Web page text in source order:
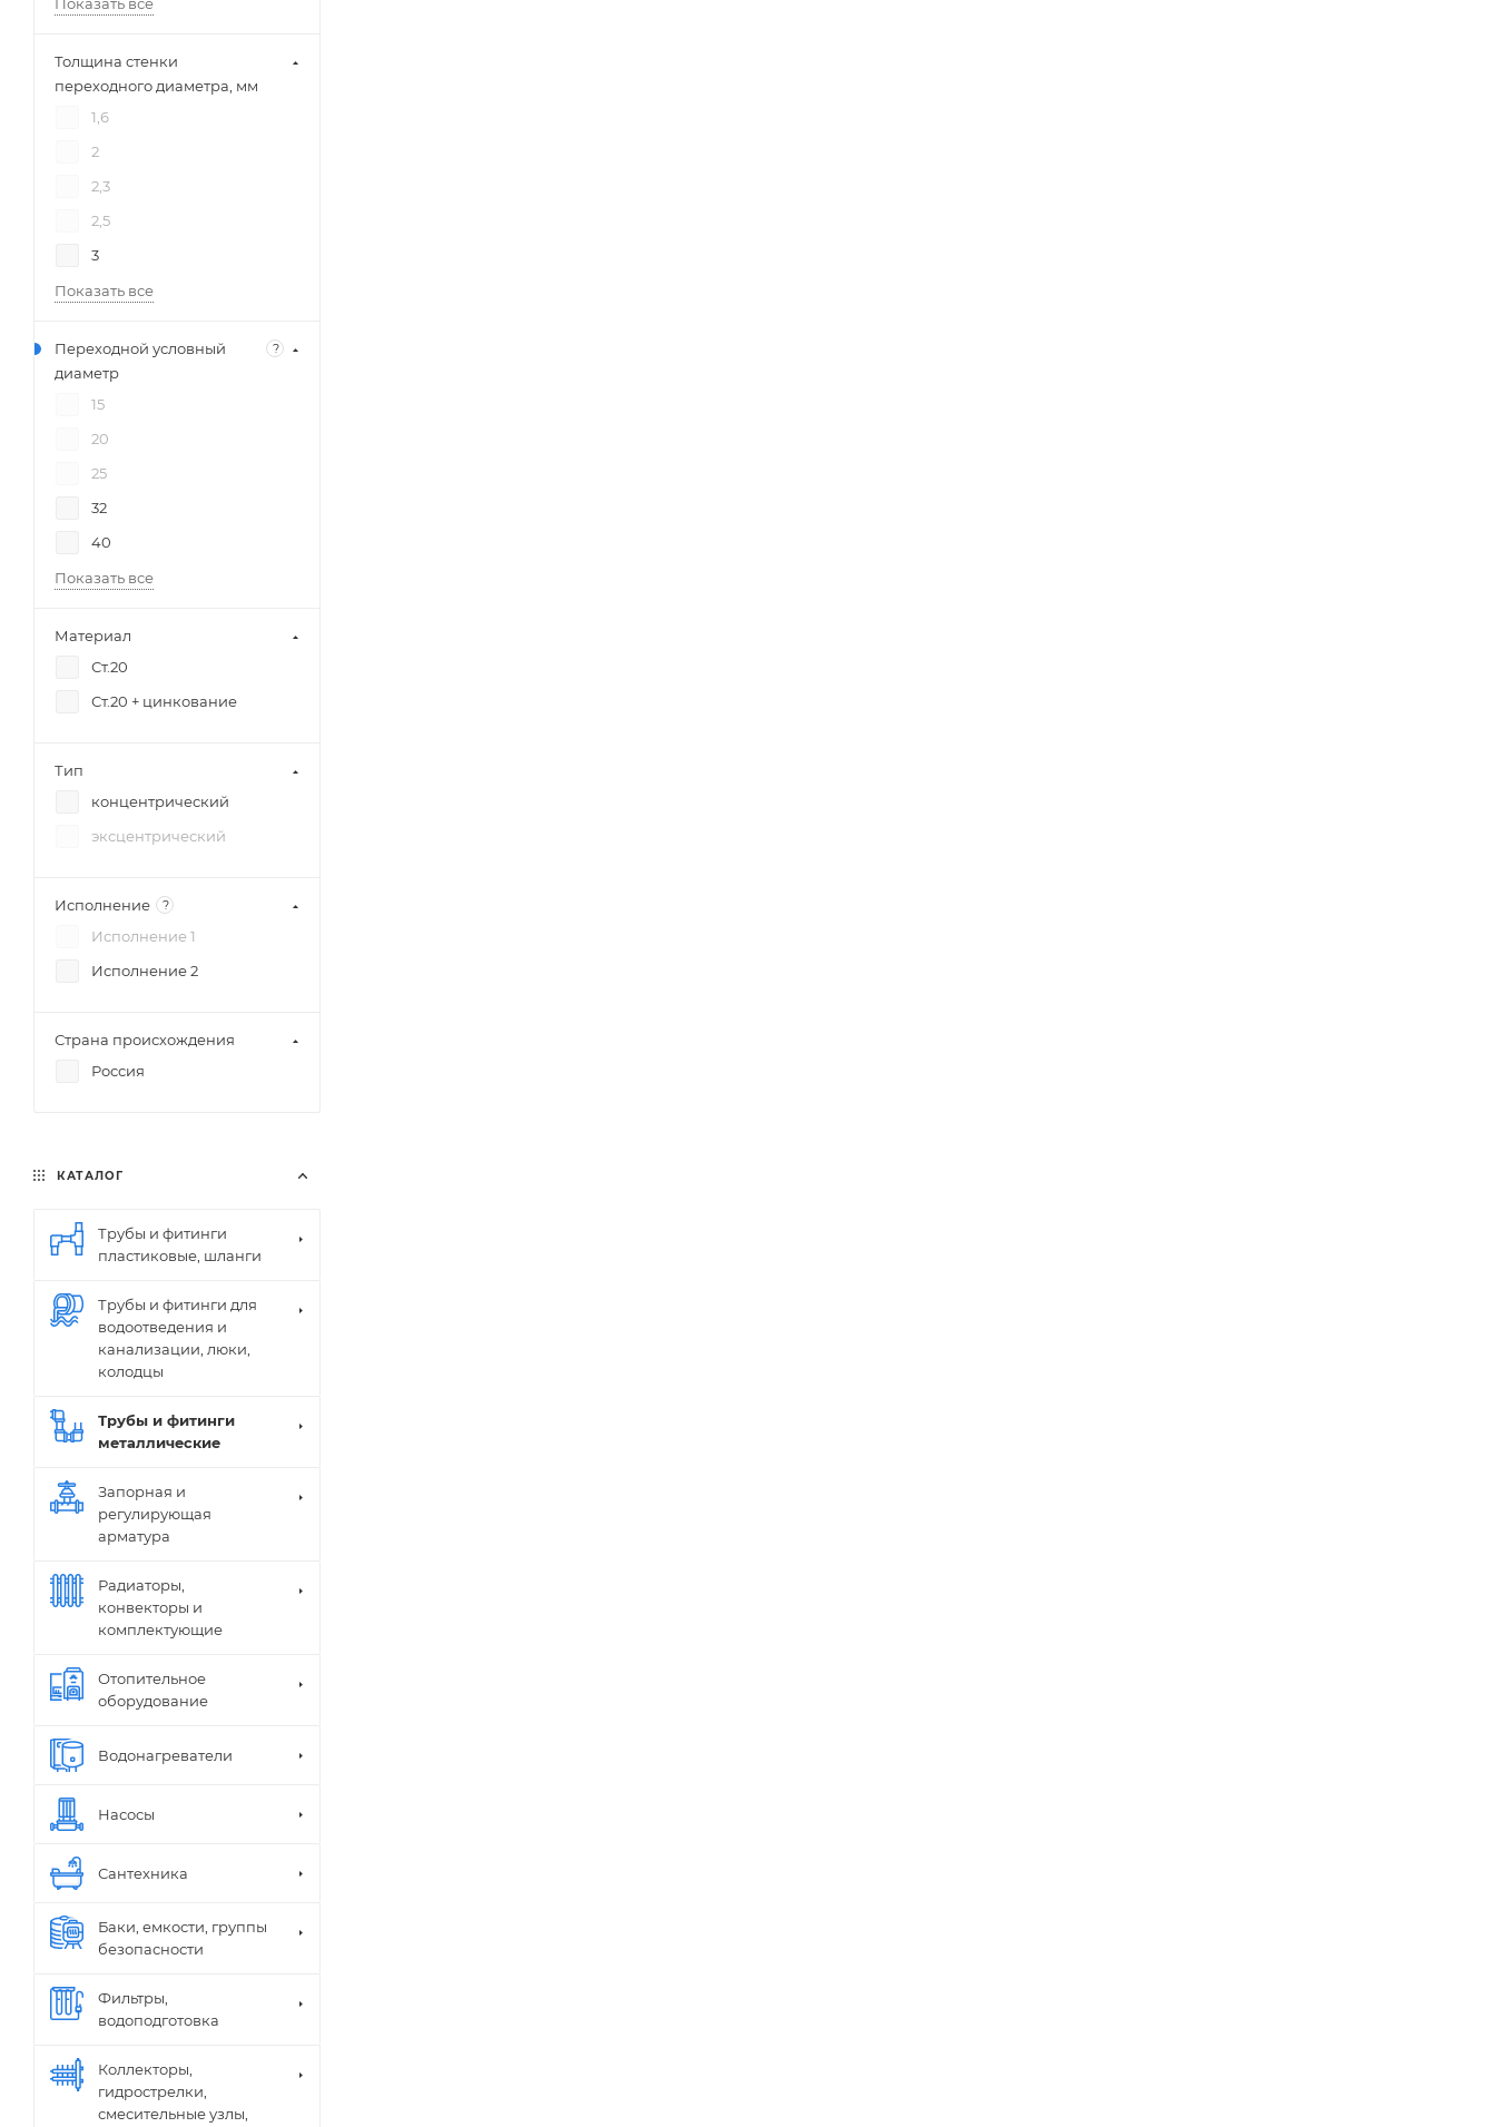
Толщина стенки
переходного диаметра, мм
1,6
2
2,3
2,5
3
Показать все
Переходной условный
диаметр
?
15
20
25
32
40
Показать все
Материал
Ст.20
Ст.20 + цинкование
Тип
концентрический
эксцентрический
Исполнение ?
Исполнение 1
Исполнение 2
Страна происхождения
Россия
КАТАЛОГ
Трубы и фитинги
пластиковые, шланги
Трубы и фитинги для
водоотведения и
канализации, люки,
колодцы
Трубы и фитинги
металлические
Запорная и
регулирующая
арматура
Радиаторы,
конвекторы и
комплектующие
Отопительное
оборудование
Водонагреватели
Насосы
Сантехника
Баки, емкости, группы
безопасности
Фильтры,
водоподготовка
Коллекторы,
гидрострелки,
смесительные узлы,